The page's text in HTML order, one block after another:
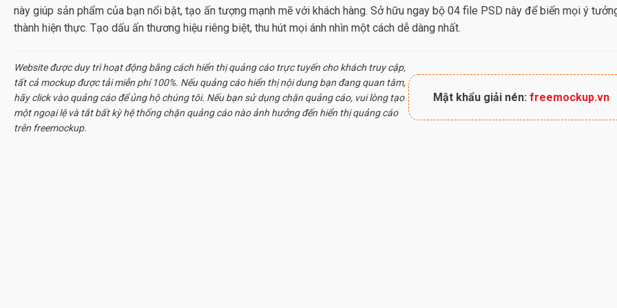
này giúp sản phẩm của bạn nổi bật, tạo ấn tượng mạnh mẽ với khách hàng. Sở hữu ngay bộ 04 file PSD này để biến mọi ý
thành hiện thực. Tạo dấu ấn thương hiệu riêng biệt, thu hút mọi ánh nhìn một cách dễ dàng nhất.
Website được duy trì hoạt động bằng cách hiển thị quảng cáo trực tuyến cho khách truy cập,
tất cả mockupđược tải miễn phí 100%. Nếu quảng cáo hiển thị nội dung bạn đang quan tâm,
hãy click vào quảng cáo để ủng hộ chúng tôi. Nếu bạn sử dụng chặn quảng cáo, vui lòng tạo
một ngoại lệ và tắt bất kỳ hệ thống chặn quảng cáo nào ảnh hưởng đến hiển thị quảng cáo
trên freemockup.
Mật khẩu giải nén: freemockup.vn